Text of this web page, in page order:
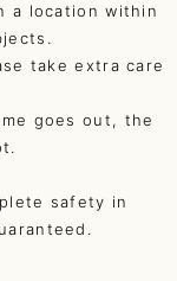
a location within
take extra care
goes out, the
safety in